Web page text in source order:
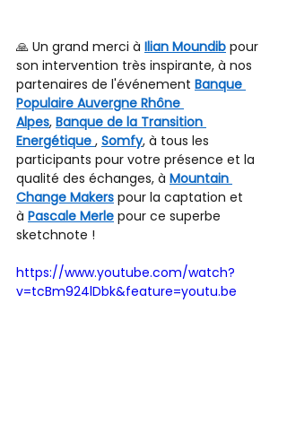
🙏 Un grand merci à Ilian Moundib pour
son intervention très inspirante, à nos
partenaires de l'événement Banque
Populaire Auvergne Rhône
Alpes, Banque de la Transition
Energétique , Somfy, à tous les
participants pour votre présence et la
qualité des échanges, à Mountain
Change Makers pour la captation et
à Pascale Merle pour ce superbe
sketchnote !
https://www.youtube.com/watch?
v=tcBm924lDbk&feature=youtu.be